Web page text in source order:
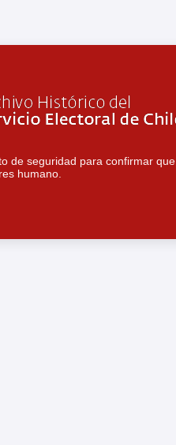
de seguridad para confirmar que
humano.